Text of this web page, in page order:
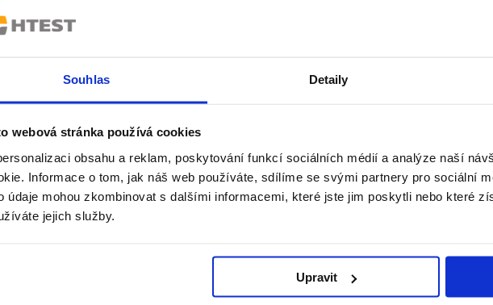
Souhlas Detaily
webová stránka používá cookies
obsahu a reklam, poskytování funkcí sociálních médií a analýze naší
Informace o tom, jak náš web používáte, sdílíme se svými partnery pro sociální
údaje mohou zkombinovat s dalšími informacemi, které jste jim poskytli nebo které
jejich služby.
Upravit